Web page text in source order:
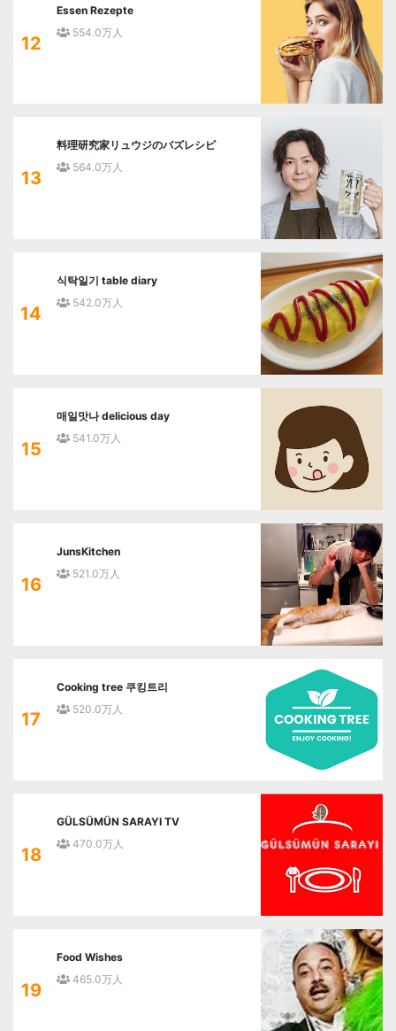
12
Essen Rezepte
554.0万人
13
料理研究家リュウジのバズレシピ
564.0万人
14
식탁일기 table diary
542.0万人
15
매일맛나 delicious day
541.0万人
16
JunsKitchen
521.0万人
17
Cooking tree 쿠킹트리
520.0万人
18
GÜLSÜMÜN SARAYI TV
470.0万人
19
Food Wishes
465.0万人